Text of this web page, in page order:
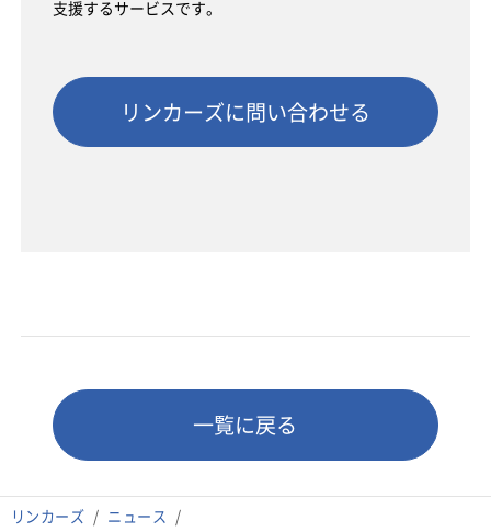
リンカーズ
ニュース
支援するサービスです。
リンカーズに問い合わせる
一覧に戻る